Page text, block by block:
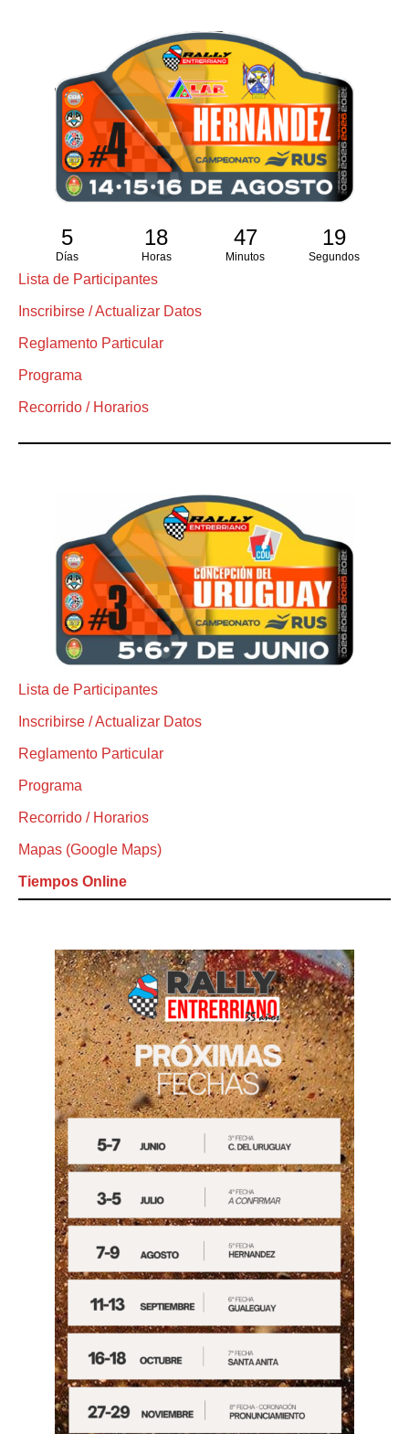
5
Días
18
Horas
47
Minutos
18
Segundos
Lista de Participantes
Inscribirse / Actualizar Datos
Reglamento Particular
Programa
Recorrido / Horarios
Lista de Participantes
Inscribirse / Actualizar Datos
Reglamento Particular
Programa
Recorrido / Horarios
Mapas (Google Maps)
Tiempos Online